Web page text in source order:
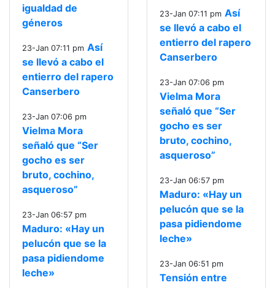
igualdad de
géneros
23-Jan 07:11 pm Así
se llevó a cabo el
entierro del rapero
Canserbero
23-Jan 07:06 pm
Vielma Mora
señaló que “Ser
gocho es ser
bruto, cochino,
asqueroso”
23-Jan 06:57 pm
Maduro: «Hay un
pelucón que se la
pasa pidiendome
leche»
23-Jan 07:11 pm Así
se llevó a cabo el
entierro del rapero
Canserbero
23-Jan 07:06 pm
Vielma Mora
señaló que “Ser
gocho es ser
bruto, cochino,
asqueroso”
23-Jan 06:57 pm
Maduro: «Hay un
pelucón que se la
pasa pidiendome
leche»
23-Jan 06:51 pm
Tensión entre